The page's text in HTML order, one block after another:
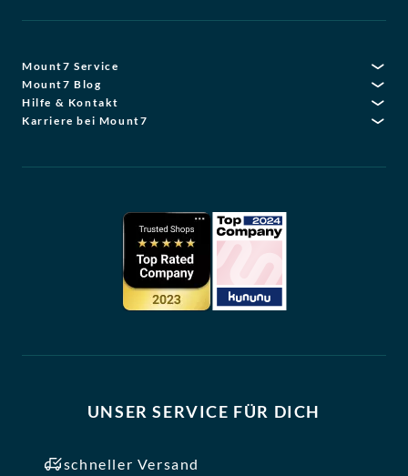
Mount7 Service
Mount7 Blog
Hilfe & Kontakt
Karriere bei Mount7
UNSER SERVICE FÜR DICH
schneller Versand